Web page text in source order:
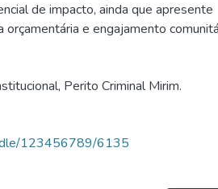
de impacto, ainda que apresente
e engajamento
, Perito Criminal Mirim.
123456789/6135